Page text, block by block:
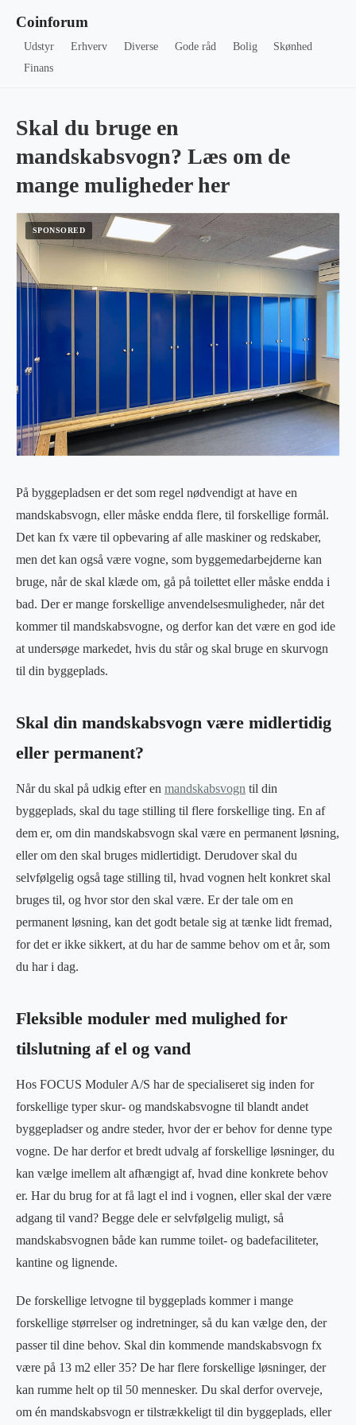
Coinforum
Udstyr Erhverv Diverse Gode råd Bolig
Skønhed
Finans
Skal du bruge en
mandskabsvogn? Læs om de
mange muligheder her
På byggepladsen er det som regel nødvendigt at have en
mandskabsvogn, eller måske endda flere, til forskellige formål.
Det kan fx være til opbevaring af alle maskiner og redskaber,
men det kan også være vogne, som byggemedarbejderne kan
bruge, når de skal klæde om, gå på toilettet eller måske endda i
bad. Der er mange forskellige anvendelsesmuligheder, når det
kommer til mandskabsvogne, og derfor kan det være en god ide
at undersøge markedet, hvis du står og skal bruge en skurvogn
til din byggeplads.
Skal din mandskabsvogn være midlertidig
eller permanent?
Når du skal på udkig efter en mandskabsvogn til din
byggeplads, skal du tage stilling til flere forskellige ting. En af
dem er, om din mandskabsvogn skal være en permanent løsning,
eller om den skal bruges midlertidigt. Derudover skal du
selvfølgelig også tage stilling til, hvad vognen helt konkret skal
bruges til, og hvor stor den skal være. Er der tale om en
permanent løsning, kan det godt betale sig at tænke lidt fremad,
for det er ikke sikkert, at du har de samme behov om et år, som
du har i dag.
Fleksible moduler med mulighed for
tilslutning af el og vand
Hos FOCUS Moduler A/S har de specialiseret sig inden for
forskellige typer skur- og mandskabsvogne til blandt andet
byggepladser og andre steder, hvor der er behov for denne type
vogne. De har derfor et bredt udvalg af forskellige løsninger, du
kan vælge imellem alt afhængigt af, hvad dine konkrete behov
er. Har du brug for at få lagt el ind i vognen, eller skal der være
adgang til vand? Begge dele er selvfølgelig muligt, så
mandskabsvognen både kan rumme toilet- og badefaciliteter,
kantine og lignende.
De forskellige letvogne til byggeplads kommer i mange
forskellige størrelser og indretninger, så du kan vælge den, der
passer til dine behov. Skal din kommende mandskabsvogn fx
være på 13 m2 eller 35? De har flere forskellige løsninger, der
kan rumme helt op til 50 mennesker. Du skal derfor overveje,
om én mandskabsvogn er tilstrækkeligt til din byggeplads, eller